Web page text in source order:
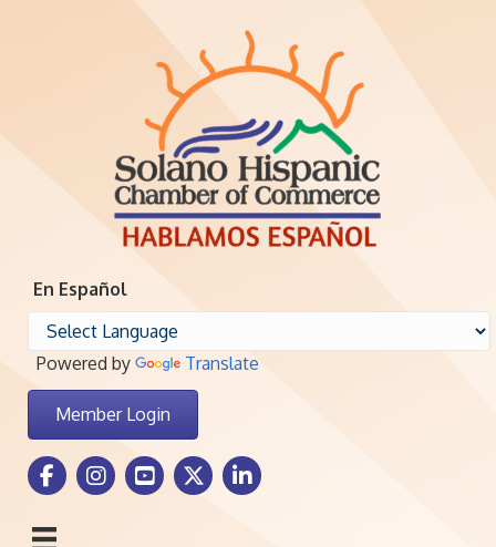
En Español
Powered by Translate
Member Login
Facebook Icon
Instagram icon
Youtube icon
Twitter iconLinkedIn icon